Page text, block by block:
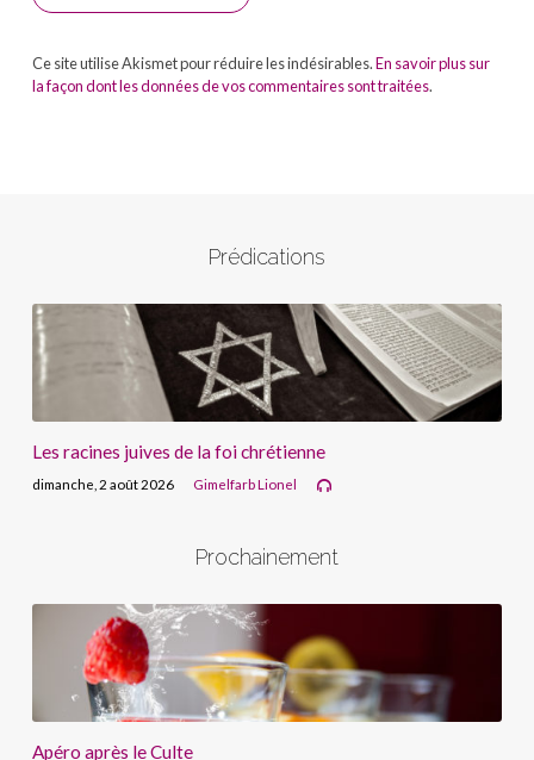
Ce site utilise Akismet pour réduire les indésirables.En savoir plus sur
la façon dont les données de vos commentaires sont traitées.
Prédications
Les racines juives de la foi chrétienne
dimanche, 2 août 2026 Gimelfarb Lionel
Prochainement
Apéro après le Culte